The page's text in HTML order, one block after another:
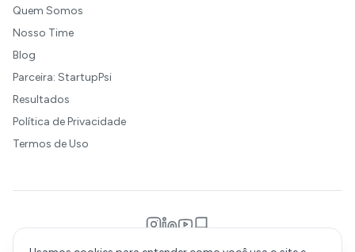
Quem Somos
Nosso Time
Blog
Parceira: StartupPsi
Resultados
Política de Privacidade
Termos de Uso